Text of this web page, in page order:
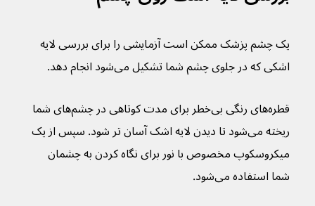
یک چشم پزشک ممکن است آزمایشی را برای بررسی لایه
اشکی که در جلوی چشم شما تشکیل می‌شود انجام دهد.
قطره‌های رنگی بی‌خطر برای مدت کوتاهی در چشم‌های شما
ریخته می‌شود تا دیدن لایه اشک آسان تر شود. سپس از یک
میکروسکوپ مخصوص با نور برای نگاه کردن به چشمان
شما استفاده می‌شود.